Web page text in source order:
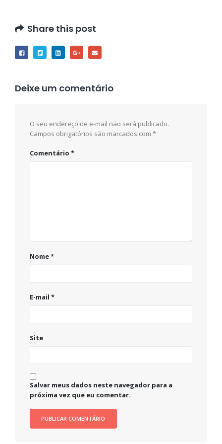
Share this post
Deixe um comentário
O seu endereço de e-mail não será publicado.
Campos obrigatórios são marcados com *
Comentário *
Nome*
E-mail *
Site
Salvar meus dados neste navegador para a
próxima vez que eu comentar.